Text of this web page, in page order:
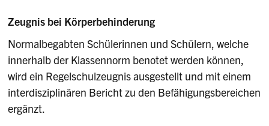
Zeugnis bei Körperbehinderung
Normalbegabten Schülerinnen und Schülern, welche
innerhalb der Klassennorm benotet werden können,
wird ein Regelschulzeugnis ausgestellt und mit einem
interdisziplinären Bericht zu den Befähigungsbereichen
ergänzt.